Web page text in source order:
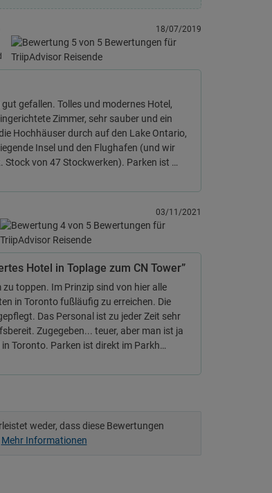
18/07/2019
gefallen. Tolles und modernes Hotel,
Zimmer, sehr sauber und ein
Hochhäuser durch auf den Lake Ontario,
Insel und den Flughafen (und wir
Stock von 47 Stockwerken). Parken ist …
03/11/2021
Hotel in Toplage zum CN Tower”
zu toppen. Im Prinzip sind von hier alle
in Toronto fußläufig zu erreichen. Die
Das Personal ist zu jeder Zeit sehr
Zugegeben... teuer, aber man ist ja
Toronto. Parken ist direkt im Parkh…
weder, dass diese Bewertungen
Mehr Informationen